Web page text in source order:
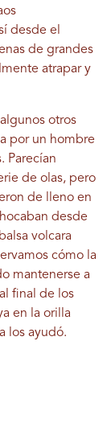
desde el
de grandes
atrapar y
otros
por un hombre
Parecían
de olas, pero
de lleno en
desde
volcara
cómo la
mantenerse a
final de los
en la orilla
los ayudó.